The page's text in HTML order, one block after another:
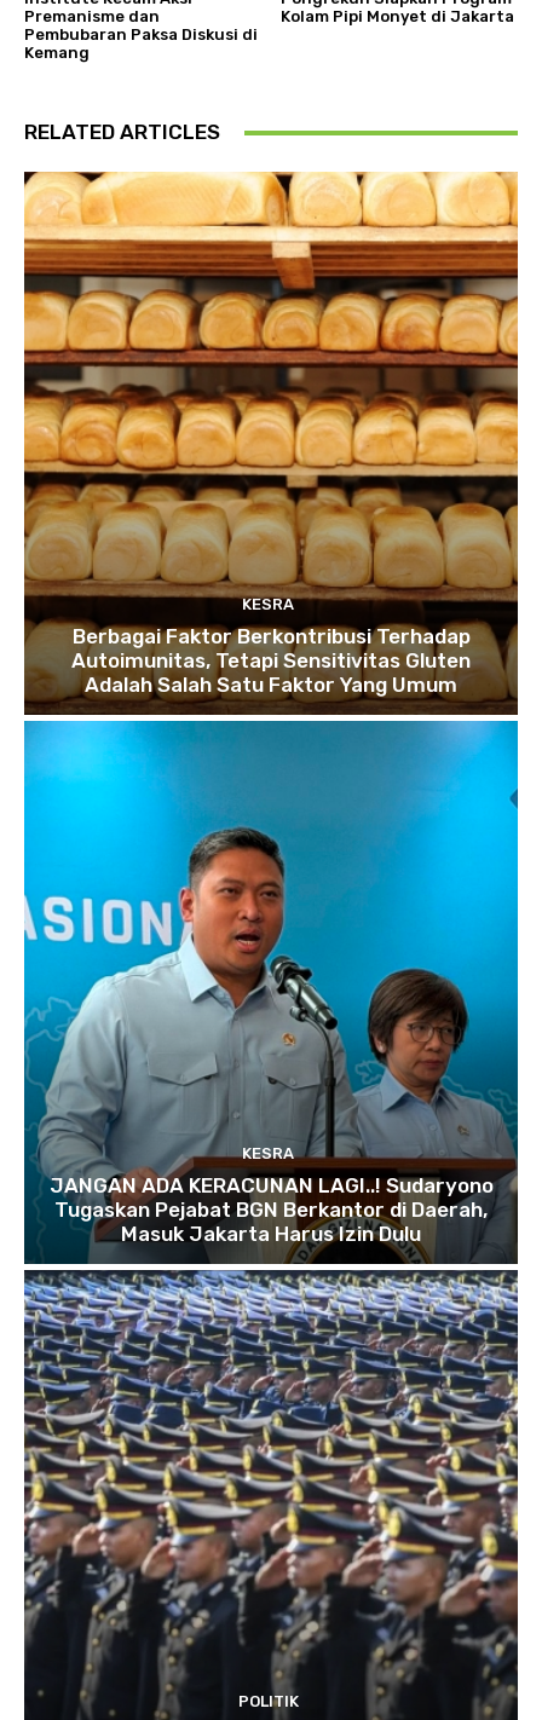
Premanisme dan
Pembubaran Paksa Diskusi di
Kemang
Kolam Pipi Monyet di Jakarta
RELATED ARTICLES
KESRA
Berbagai Faktor Berkontribusi Terhadap
Autoimunitas, Tetapi Sensitivitas Gluten
Adalah Salah Satu Faktor Yang Umum
KESRA
JANGAN ADA KERACUNAN LAGI..! Sudaryono
Tugaskan Pejabat BGN Berkantor di Daerah,
Masuk Jakarta Harus Izin Dulu
POLITIK